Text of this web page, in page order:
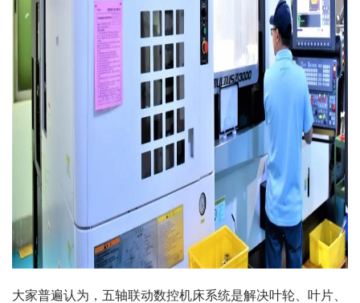
大家普遍认为，五轴联动数控机床系统是解决叶轮、叶片、